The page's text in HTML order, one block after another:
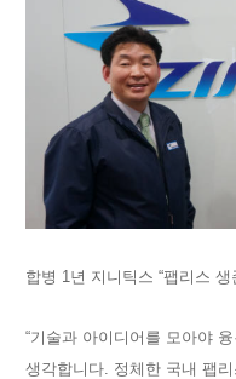
합병 1년 지니틱스 “팹리스
“기술과 아이디어를 모아야
생각합니다. 정체한 국내 팹